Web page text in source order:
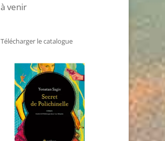
à venir
Télécharger le catalogue